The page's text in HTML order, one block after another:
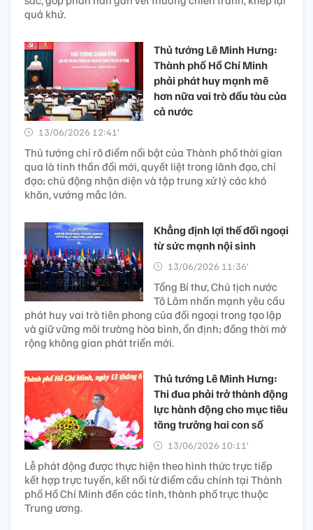
quá khứ.
Thủ tướng Lê Minh Hưng:
Thành phố Hồ Chí Minh
phải phát huy mạnh mẽ
hơn nữa vai trò đầu tàu của
cả nước
13/06/2026 12:41’
Thủ tướng chỉ rõ điểm nổi bật của Thành phố thời gian
qua là tinh thần đổi mới, quyết liệt trong lãnh đạo, chỉ
đạo; chủ động nhận diện và tập trung xử lý các khó
khăn, vướng mắc lớn.
Khẳng định lợi thế đối ngoại
từ sức mạnh nội sinh
13/06/2026 11:36’
Tổng Bí thư, Chủ tịch nước
Tô Lâm nhấn mạnh yêu cầu
phát huy vai trò tiên phong của đối ngoại trong tạo lập
và giữ vững môi trường hòa bình, ổn định; đồng thời mở
rộng không gian phát triển mới.
Thủ tướng Lê Minh Hưng:
Thi đua phải trở thành động
lực hành động cho mục tiêu
tăng trưởng hai con số
13/06/2026 10:11’
Lễ phát động được thực hiện theo hình thức trực tiếp
kết hợp trực tuyến, kết nối từ điểm cầu chính tại Thành
phố Hồ Chí Minh đến các tỉnh, thành phố trực thuộc
Trung ương.